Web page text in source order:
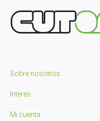
Sobre nosotros
Interés
Mi cuenta